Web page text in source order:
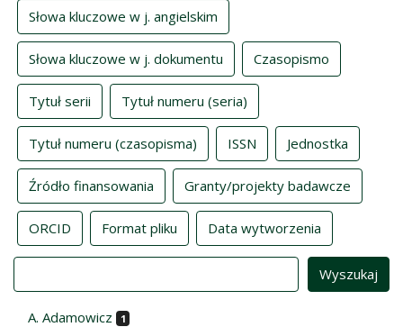
Słowa kluczowe w j. angielskim
Słowa kluczowe w j. dokumentu Czasopismo
Tytuł serii Tytuł numeru (seria)
Tytuł numeru (czasopisma) ISSN Jednostka
Źródło finansowania Granty/projekty badawcze
ORCID Format pliku Data wytworzenia
A. Adamowicz 1